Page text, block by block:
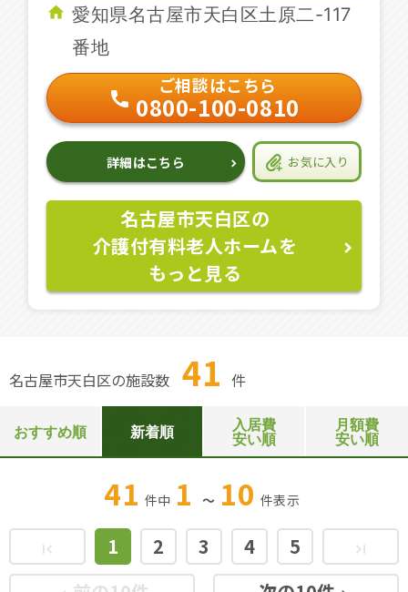
愛知県名古屋市天白区土原二-117
番地
ご相談はこちら
0800-100-0810
詳細はこちら お気に入り
名古屋市天白区の
介護付有料老人ホームを
もっと見る
名古屋市天白区の施設数 41 件
おすすめ順 新着順
入居費
安い順
月額費
安い順
41 件中 1 ～ 10 件表示
first_page 1 2 3 4
5
last_page